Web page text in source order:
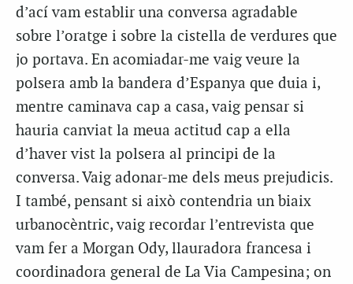
d’ací vam establir una conversa agradable
sobre l’oratge i sobre la cistella de verdures que
jo portava. En acomiadar-me vaig veure la
polsera amb la bandera d’Espanya que duia i,
mentre caminava cap a casa, vaig pensar si
hauria canviat la meua actitud cap a ella
d’haver vist la polsera al principi de la
conversa. Vaig adonar-me dels meus prejudicis.
I també, pensant si això contendria un biaix
urbanocèntric, vaig recordar l’entrevista que
vam fer a Morgan Ody, llauradora francesa i
coordinadora general de La Via Campesina; on